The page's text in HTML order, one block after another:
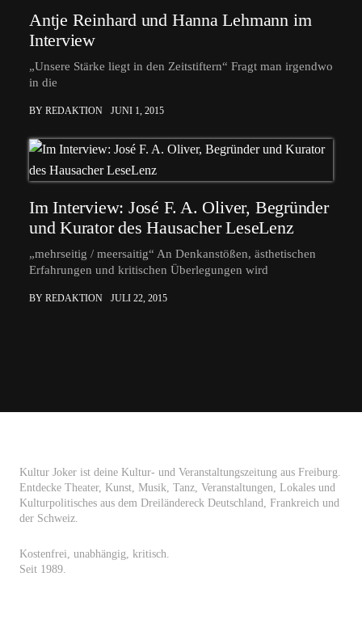
Antje Reinhard und Hanna Lehmann im
Interview
„Unsere Stärke liegt in den Zeitstiftern“ Fragt man irgendwo
in die
BY REDAKTION JUNI 1, 2015
Im Interview: José F. A. Oliver, Begründer
und Kurator des Hausacher LeseLenz
„mehrseitig / meersaitig“ An Denkanstößen, ästhetischen
Erfahrungen und kritischen Überlegungen wird
BY REDAKTION JULI 22, 2015
Kultur Joker ist deine Kultur- und Veranstaltungszeitung aus Freiburg.
Entdecke Theater, Kunst, Musik, Tanz, Veranstaltungen, Lokales und
Kulturpolitisches aus dem Dreiländereck Deutschland, Frankreich und
der Schweiz.
Kostenfrei, unabhängig, kritisch.
Seit 1989.